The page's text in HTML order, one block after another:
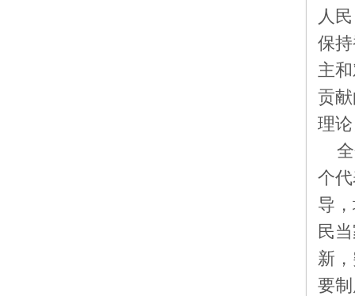
人
保
主
贡
理
个
导
民
新
要